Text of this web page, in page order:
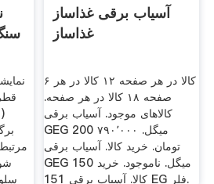
آسیاب برقی غذاساز
غذاساز
۶ کالا در هر صفحه ۱۲ کالا در هر
صفحه ۱۸ کالا در هر صفحه.
کالاهای موجود. آسیاب برقی
GEG 200 میگل. ۷۹۰٬۰۰۰
تومان. خرید کالا. آسیاب برقی
GEG 150 میگل. ناموجود. خرید
کالا. آسیاب برقی 151 EG فلر.